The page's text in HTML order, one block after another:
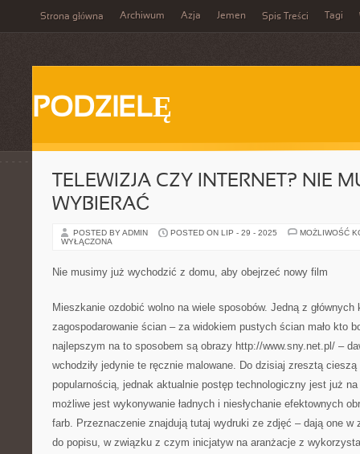
Strona główna Archiwum Azja Jemen Spis Treści Tagi
PODZIELĘ
TELEWIZJA CZY INTERNET? NIE
WYBIERAĆ
POSTED BY ADMIN POSTED ON LIP - 29 - 2025
MOŻLIWOŚĆ
WYŁĄCZONA
Nie musimy już wychodzić z domu, aby obejrzeć nowy film
Mieszkanie ozdobić wolno na wiele sposobów. Jedną z głównych
zagospodarowanie ścian – za widokiem pustych ścian mało kto
najlepszym na to sposobem są obrazy http://www.sny.net.pl/ –
wchodziły jedynie te ręcznie malowane. Do dzisiaj zresztą
popularnością, jednak aktualnie postęp technologiczny jest już
możliwe jest wykonywanie ładnych i niesłychanie efektownych
farb. Przeznaczenie znajdują tutaj wydruki ze zdjęć – dają one w
do popisu, w związku z czym inicjatyw na aranżacje z